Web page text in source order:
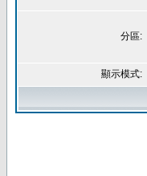
分區:
顯示模式: